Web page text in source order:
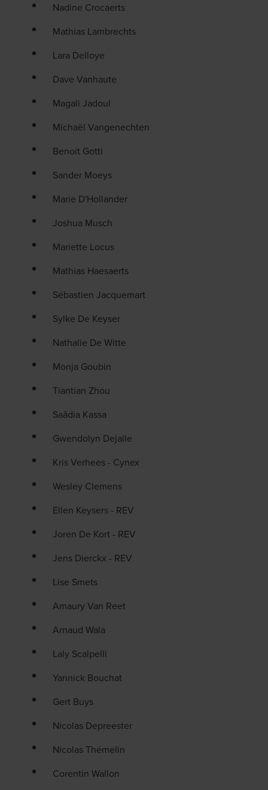
Nadine Crocaerts
Mathias Lambrechts
Lara Delloye
Dave Vanhaute
Magali Jadoul
Michaël Vangenechten
Benoit Gotti
Sander Moeys
Marie D'Hollander
Joshua Musch
Mariette Locus
Mathias Haesaerts
Sébastien Jacquemart
Sylke De Keyser
Nathalie De Witte
Monja Goubin
Tiantian Zhou
Saâdia Kassa
Gwendolyn Dejalle
Kris Verhees - Cynex
Wesley Clemens
Ellen Keysers - REV
Joren De Kort - REV
Jens Dierckx - REV
Lise Smets
Amaury Van Reet
Arnaud Wala
Laly Scalpelli
Yannick Bouchat
Gert Buys
Nicolas Depreester
Nicolas Thémelin
Corentin Wallon